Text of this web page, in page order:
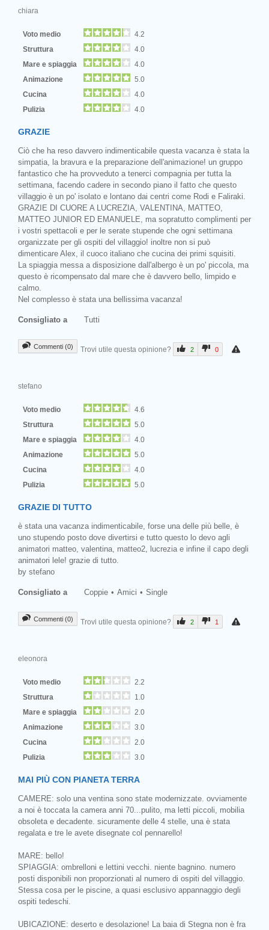
chiara
Voto medio
4.2
Struttura
4.0
Mare e spiaggia
4.0
Animazione
5.0
Cucina
4.0
Pulizia
4.0
GRAZIE
Ciò che ha reso davvero indimenticabile questa vacanza è stata la
simpatia, la bravura e la preparazione dell'animazione! un gruppo
fantastico che ha provveduto a tenerci compagnia per tutta la
settimana, facendo cadere in secondo piano il fatto che questo
villaggio è un po' isolato e lontano dai centri come Rodi e Faliraki.
GRAZIE DI CUORE A LUCREZIA, VALENTINA, MATTEO,
MATTEO JUNIOR ED EMANUELE, ma sopratutto complimenti per
i vostri spettacoli e per le serate stupende che ogni settimana
organizzate per gli ospiti del villaggio! inoltre non si può
dimenticare Alex, il cuoco italiano che cucina dei primi squisiti.
La spiaggia messa a disposizione dall'albergo è un po' piccola, ma
questo è ricompensato dal mare che è davvero bello, limpido e
calmo.
Nel complesso è stata una bellissima vacanza!
Consigliato a Tutti
Commenti (0) Trovi utile questa opinione? 2 0
stefano
Voto medio
4.6
Struttura
5.0
Mare e spiaggia
4.0
Animazione
5.0
Cucina
4.0
Pulizia
5.0
GRAZIE DI TUTTO
è stata una vacanza indimenticabile, forse una delle più belle, è
uno stupendo posto dove divertirsi e tutto questo lo devo agli
animatori matteo, valentina, matteo2, lucrezia e infine il capo degli
animatori lele! grazie di tutto.
by stefano
Consigliato a Coppie Amici Single
Commenti (0) Trovi utile questa opinione? 2 1
eleonora
Voto medio
2.2
Struttura
1.0
Mare e spiaggia
2.0
Animazione
3.0
Cucina
2.0
Pulizia
3.0
MAI PIÙ CON PIANETA TERRA
CAMERE: solo una ventina sono state modernizzate. ovviamente
a noi è toccata la camera anni 70...pulito, ma letti piccoli, mobilia
obsoleta e decadente. sicuramente delle 4 stelle, una è stata
regalata e tre le avete disegnate col pennarello!
MARE: bello!
SPIAGGIA: ombrelloni e lettini vecchi. niente bagnino. numero
posti disponibili non proporzionati al numero di ospiti del villaggio.
Stessa cosa per le piscine, a quasi esclusivo appannaggio degli
ospiti tedeschi.
UBICAZIONE: deserto e desolazione! La baia di Stegna non è fra